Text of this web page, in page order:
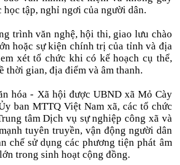
học tập, nghỉ ngơi của người dân.
trình văn nghệ, hội thi, giao lưu chào
hoặc sự kiện chính trị của tỉnh và địa
xét tổ chức khi có kế hoạch cụ thể,
thời gian, địa điểm và âm thanh.
hóa - Xã hội được UBND xã Mỏ Cày
ban MTTQ Việt Nam xã, các tổ chức
tâm Dịch vụ sự nghiệp công xã và
tuyên truyền, vận động người dân
chế sử dụng các phương tiện phát âm
trong sinh hoạt cộng đồng.